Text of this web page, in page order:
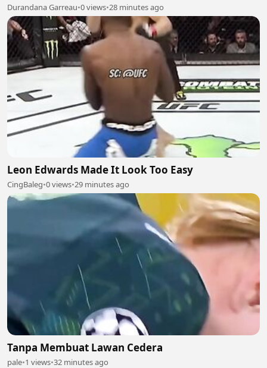
Durandana Garreau•0 views•28 minutes ago
Leon Edwards Made It Look Too Easy
CingBaleg•0 views•29 minutes ago
Tanpa Membuat Lawan Cedera
pale•1 views•32 minutes ago